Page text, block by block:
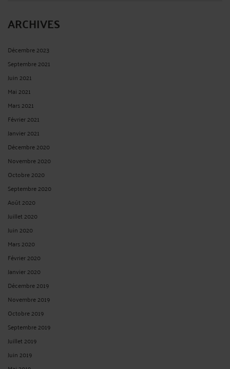
ARCHIVES
Décembre 2023
Septembre 2021
Juin 2021
Mai 2021
Mars 2021
Février 2021
Janvier 2021
Décembre 2020
Novembre 2020
Octobre 2020
Septembre 2020
Août 2020
Juillet 2020
Juin 2020
Mars 2020
Février 2020
Janvier 2020
Décembre 2019
Novembre 2019
Octobre 2019
Septembre 2019
Juillet 2019
Juin 2019